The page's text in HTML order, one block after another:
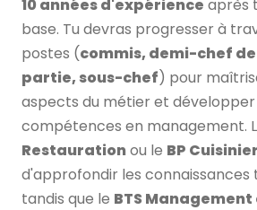
10 années d'expérience après
base. Tu devras progresser à
postes (commis, demi-chef
partie, sous-chef) pour
aspects du métier et
compétences en management.
Restaurationou le BP Cuisinier
d'approfondir les connaissances
tandis que le BTS